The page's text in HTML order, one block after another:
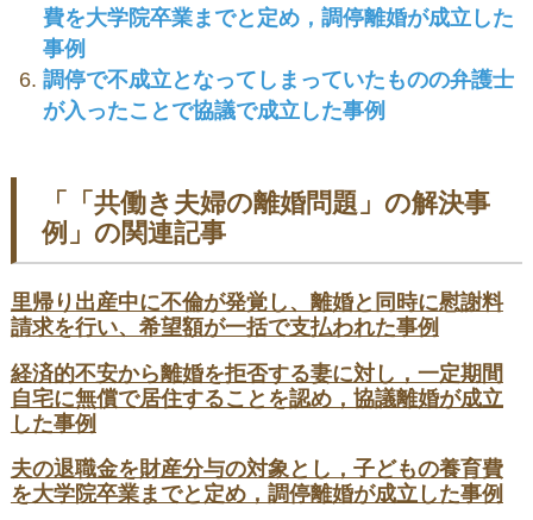
費を大学院卒業までと定め，調停離婚が成立した
事例
調停で不成立となってしまっていたものの弁護士
が入ったことで協議で成立した事例
「「共働き夫婦の離婚問題」の解決事
例」の関連記事
里帰り出産中に不倫が発覚し、離婚と同時に慰謝料
請求を行い、希望額が一括で支払われた事例
経済的不安から離婚を拒否する妻に対し，一定期間
自宅に無償で居住することを認め，協議離婚が成立
した事例
夫の退職金を財産分与の対象とし，子どもの養育費
を大学院卒業までと定め，調停離婚が成立した事例